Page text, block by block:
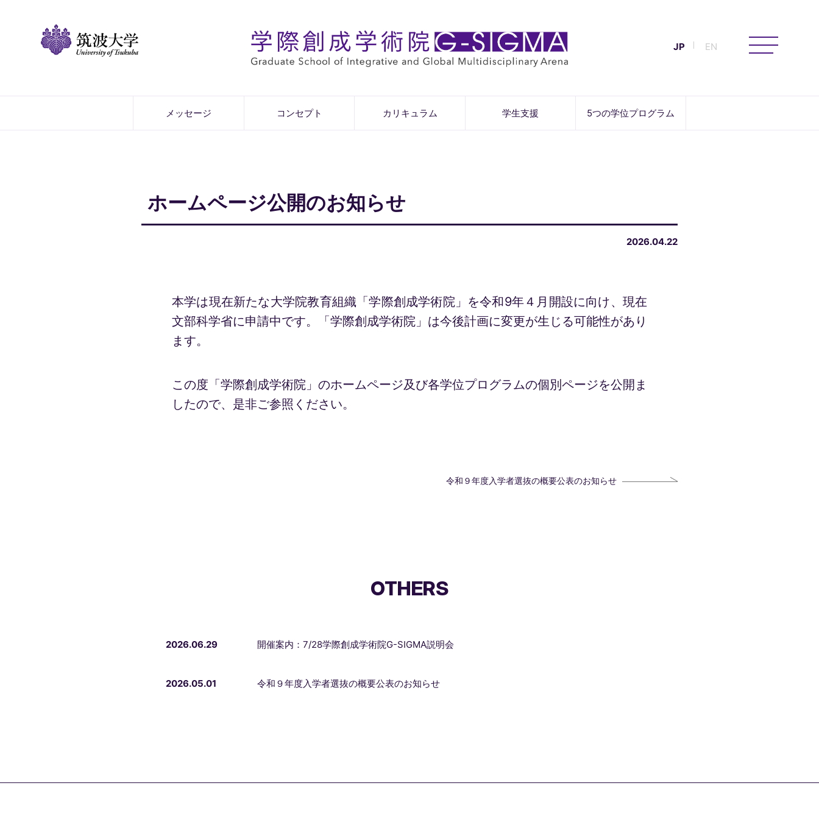
JP EN
メッセージ コンセプト カリキュラム 学生支援 5つの学位プログラム
ホームページ公開のお知らせ
2026.04.22
本学は現在新たな大学院教育組織「学際創成学術院」を令和9年４月開設に向け、現在
文部科学省に申請中です。「学際創成学術院」は今後計画に変更が生じる可能性があり
ます。
この度「学際創成学術院」のホームページ及び各学位プログラムの個別ページを公開ま
したので、是非ご参照ください。
令和９年度入学者選抜の概要公表のお知らせ
OTHERS
2026.06.29 開催案内：7/28学際創成学術院G-SIGMA説明会
2026.05.01 令和９年度入学者選抜の概要公表のお知らせ